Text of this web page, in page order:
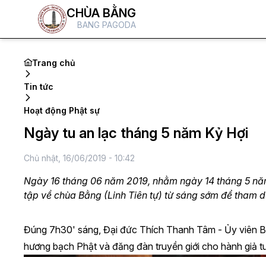
CHÙA BẰNG
BANG PAGODA
Trang chủ
Tin tức
Hoạt động Phật sự
Ngày tu an lạc tháng 5 năm Kỷ Hợi
Chủ nhật, 16/06/2019 - 10:42
Ngày 16 tháng 06 năm 2019, nhằm ngày 14 tháng 5
tập về chùa Bằng (Linh Tiên tự) từ sáng sớm để tham
Đúng 7h30' sáng, Đại đức Thích Thanh Tâm - Ủy viên
hương bạch Phật và đăng đàn truyền giới cho hành giả